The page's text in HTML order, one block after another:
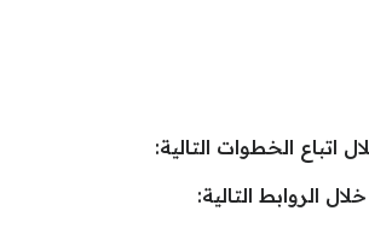
اتباع الخطوات التالية:
الروابط التالية: